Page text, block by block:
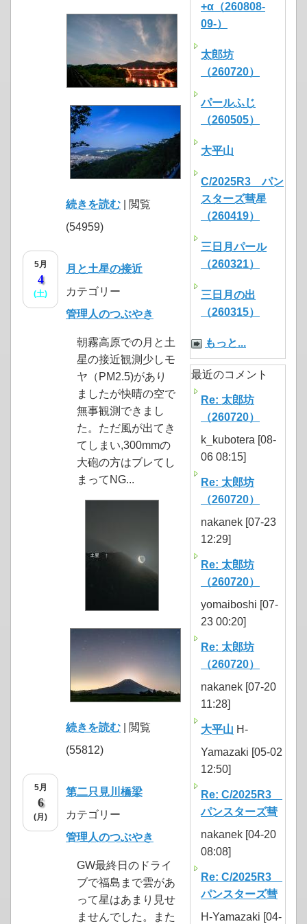
続きを読む | 閲覧
(54959)
5月
4
(土)
月と土星の接近
カテゴリー
管理人のつぶやき
朝霧高原での月と土
星の接近観測少しモ
ヤ（PM2.5)があり
ましたが快晴の空で
無事観測できまし
た。ただ風が出てき
てしまい,300mmの
大砲の方はブレてし
まってNG...
続きを読む | 閲覧
(55812)
5月
6
(月)
第二只見川橋梁
カテゴリー
管理人のつぶやき
GW最終日のドライ
ブで福島まで雲があ
って星はあまり見せ
ませんでした。また
+α（260808-
09-）
太郎坊
（260720）
パールふじ
（260505）
大平山
C/2025R3 パン
スターズ彗星
（260419）
三日月パール
（260321）
三日月の出
（260315）
もっと...
最近のコメント
Re: 太郎坊
（260720）
k_kubotera [08-
06 08:15]
Re: 太郎坊
（260720）
nakanek [07-23
12:29]
Re: 太郎坊
（260720）
yomaiboshi [07-
23 00:20]
Re: 太郎坊
（260720）
nakanek [07-20
11:28]
大平山 H-
Yamazaki [05-02
12:50]
Re: C/2025R3
パンスターズ彗
nakanek [04-20
08:08]
Re: C/2025R3
パンスターズ彗
H-Yamazaki [04-